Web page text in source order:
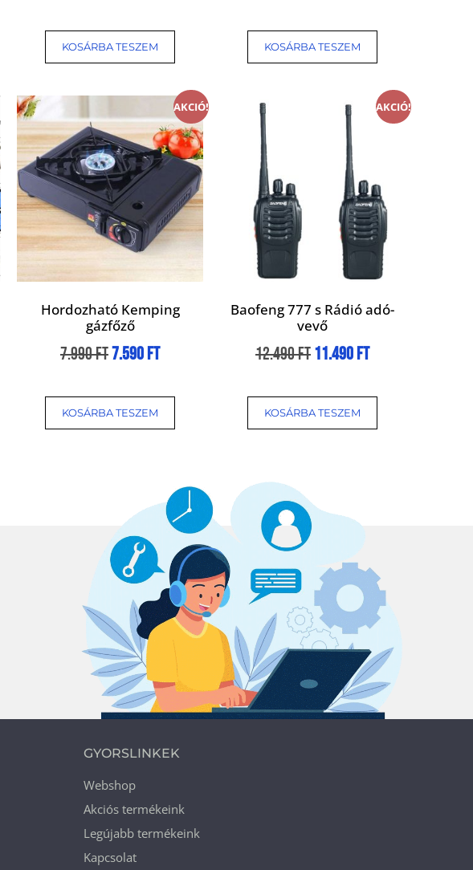
KOSÁRBA TESZEM KOSÁRBA TESZEM
AKCIÓ!
Hordozható Kemping
gázfőző
7.990Ft7.590Ft
KOSÁRBA TESZEM
AKCIÓ!
Baofeng 777 s Rádió adó-
vevő
12.490Ft11.490Ft
KOSÁRBA TESZEM
GYORSLINKEK
Webshop
Akciós termékeink
Legújabb termékeink
Kapcsolat